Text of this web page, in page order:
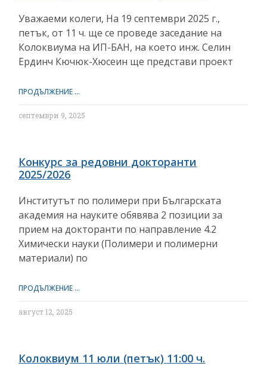
Уважаеми колеги, На 19 септември 2025 г.,
петък, от 11 ч. ще се проведе заседание на
Колоквиума на ИП-БАН, на което инж. Селин
Ердинч Кючюк-Хюсеин ще представи проект
ПРОДЪЛЖЕНИЕ ...
септември 9, 2025
Конкурс за редовни докторанти
2025/2026
Институтът по полимери при Българската
академия на науките обявява 2 позиции за
прием на докторанти по направление 4.2
Химически науки (Полимери и полимерни
материали) по
ПРОДЪЛЖЕНИЕ ...
август 12, 2025
Колоквиум 11 юли (петък) 11:00 ч.